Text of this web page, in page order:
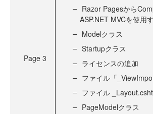
Page 3
Razor Pagesから
ASP.NET MVCを使用
Modelクラス
Startupクラス
ライセンスの追加
ファイル「
ファイル
PageModelクラス